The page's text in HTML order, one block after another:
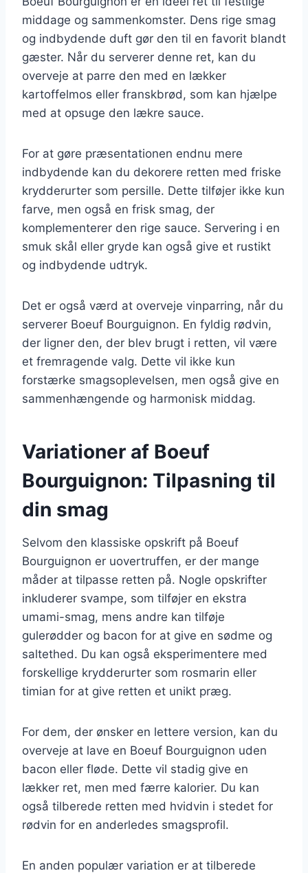
middage og sammenkomster. Dens rige smag
og indbydende duft gør den til en favorit blandt
gæster. Når du serverer denne ret, kan du
overveje at parre den med en lækker
kartoffelmos eller franskbrød, som kan hjælpe
med at opsuge den lækre sauce.
For at gøre præsentationen endnu mere
indbydende kan du dekorere retten med friske
krydderurter som persille. Dette tilføjer ikke kun
farve, men også en frisk smag, der
komplementerer den rige sauce. Servering i en
smuk skål eller gryde kan også give et rustikt
og indbydende udtryk.
Det er også værd at overveje vinparring, når du
serverer Boeuf Bourguignon. En fyldig rødvin,
der ligner den, der blev brugt i retten, vil være
et fremragende valg. Dette vil ikke kun
forstærke smagsoplevelsen, men også give en
sammenhængende og harmonisk middag.
Variationer af Boeuf
Bourguignon: Tilpasning til
din smag
Selvom den klassiske opskrift på Boeuf
Bourguignon er uovertruffen, er der mange
måder at tilpasse retten på. Nogle opskrifter
inkluderer svampe, som tilføjer en ekstra
umami-smag, mens andre kan tilføje
gulerødder og bacon for at give en sødme og
saltethed. Du kan også eksperimentere med
forskellige krydderurter som rosmarin eller
timian for at give retten et unikt præg.
For dem, der ønsker en lettere version, kan du
overveje at lave en Boeuf Bourguignon uden
bacon eller fløde. Dette vil stadig give en
lækker ret, men med færre kalorier. Du kan
også tilberede retten med hvidvin i stedet for
rødvin for en anderledes smagsprofil.
En anden populær variation er at tilberede